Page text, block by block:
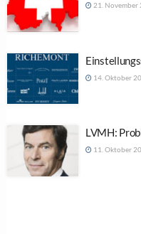
21. November
14. Oktober
LVMH:
11. Oktober